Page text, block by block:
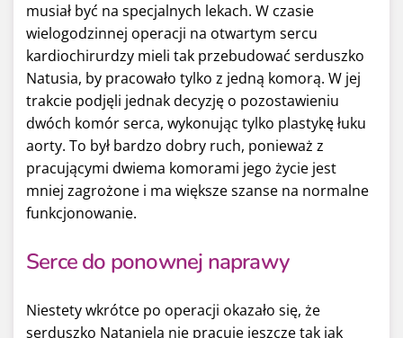
musiał być na specjalnych lekach. W czasie
wielogodzinnej operacji na otwartym sercu
kardiochirurdzy mieli tak przebudować serduszko
Natusia, by pracowało tylko z jedną komorą. W jej
trakcie podjęli jednak decyzję o pozostawieniu
dwóch komór serca, wykonując tylko plastykę łuku
aorty. To był bardzo dobry ruch, ponieważ z
pracującymi dwiema komorami jego życie jest
mniej zagrożone i ma większe szanse na normalne
funkcjonowanie.
Serce do ponownej naprawy
Niestety wkrótce po operacji okazało się, że
serduszko Nataniela nie pracuje jeszcze tak jak